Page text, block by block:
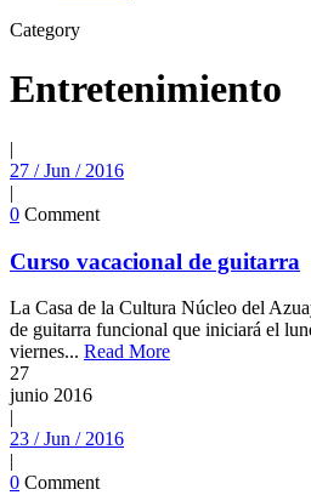
Category
Entretenimiento
|
27 / Jun / 2016
|
0 Comment
Curso vacacional de guitarra
La Casa de la Cultura Núcleo del
de guitarra funcional que iniciará el
viernes... Read More
27
junio 2016
|
23 / Jun / 2016
|
0 Comment